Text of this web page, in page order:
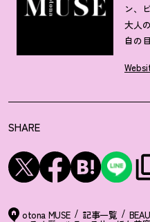
ン、
大人
自の
SHARE
otona MUSE 記事一覧